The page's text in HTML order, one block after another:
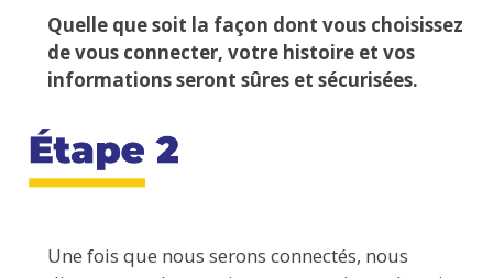
Quelle que soit la façon dont vous choisissez
de vous connecter, votre histoire et vos
informations seront sûres et sécurisées.
Une fois que nous serons connectés, nous